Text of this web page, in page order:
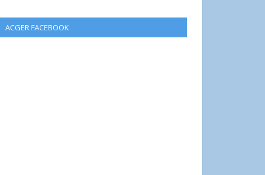
ACGER FACEBOOK